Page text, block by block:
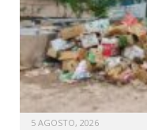
5 AGOSTO, 2026